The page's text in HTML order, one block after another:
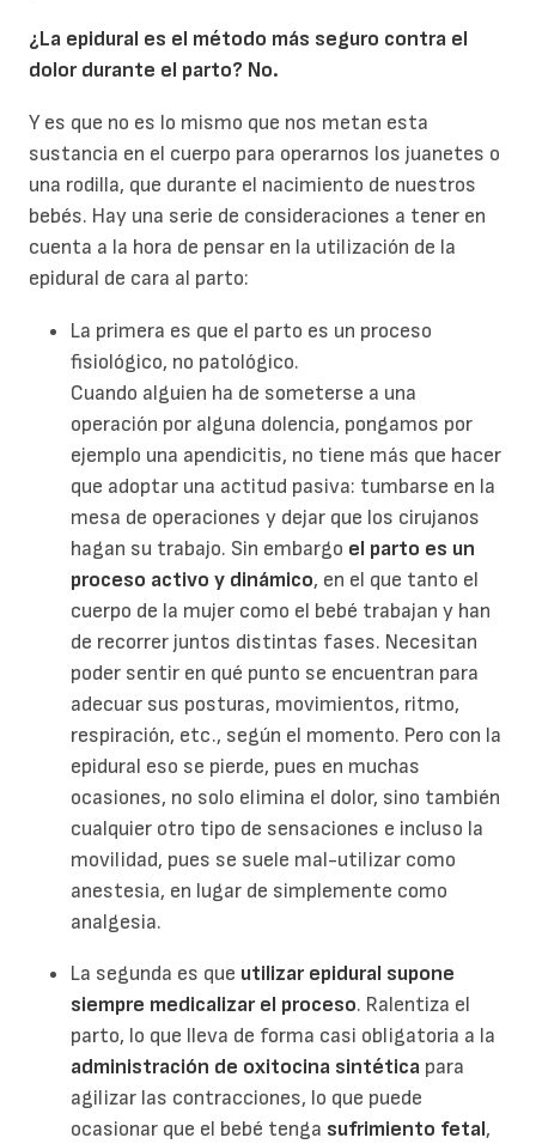
¿La epidural es el método más seguro contra el
dolor durante el parto? No.
Y es que no es lo mismo que nos metan esta
sustancia en el cuerpo para operarnos los juanetes o
una rodilla, que durante el nacimiento de nuestros
bebés. Hay una serie de consideraciones a tener en
cuenta a la hora de pensar en la utilización de la
epidural de cara al parto:
La primera es que el parto es un proceso
fisiológico, no patológico.
Cuando alguien ha de someterse a una
operación por alguna dolencia, pongamos por
ejemplo una apendicitis, no tiene más que hacer
que adoptar una actitud pasiva: tumbarse en la
mesa de operaciones y dejar que los cirujanos
hagan su trabajo. Sin embargo el parto es un
proceso activo y dinámico, en el que tanto el
cuerpo de la mujer como el bebé trabajan y han
de recorrer juntos distintas fases. Necesitan
poder sentir en qué punto se encuentran para
adecuar sus posturas, movimientos, ritmo,
respiración, etc., según el momento. Pero con la
epidural eso se pierde, pues en muchas
ocasiones, no solo elimina el dolor, sino también
cualquier otro tipo de sensaciones e incluso la
movilidad, pues se suele mal-utilizar como
anestesia, en lugar de simplemente como
analgesia.
La segunda es que utilizar epidural supone
siempre medicalizar el proceso. Ralentiza el
parto, lo que lleva de forma casi obligatoria a la
administración de oxitocina sintética para
agilizar las contracciones, lo que puede
ocasionar que el bebé tenga sufrimiento fetal,